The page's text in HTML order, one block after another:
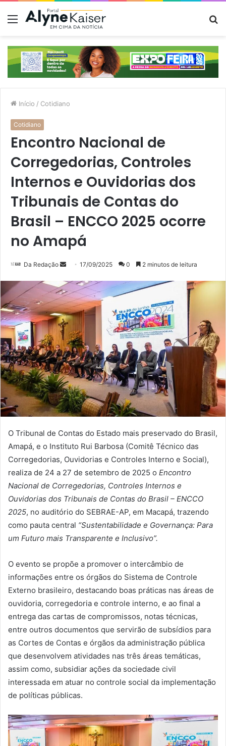
Menu
Início / Cotidiano
Cotidiano
Encontro Nacional de
Corregedorias, Controles
Internos e Ouvidorias dos
Tribunais de Contas do
Brasil – ENCCO 2025 ocorre
no Amapá
Da Redação
Mande
mail
17/09/2025 0 2 minutos de leitura
O Tribunal de Contas do Estado mais preservado do Brasil,
Amapá, e o Instituto Rui Barbosa (Comitê Técnico das
Corregedorias, Ouvidorias e Controles Interno e Social),
realiza de 24 a 27 de setembro de 2025 o Encontro
Nacional de Corregedorias, Controles Internos e
Ouvidorias dos Tribunais de Contas do Brasil – ENCCO
2025, no auditório do SEBRAE-AP, em Macapá, trazendo
como pauta central “Sustentabilidade e Governança: Para
um Futuro mais Transparente e Inclusivo”.
O evento se propõe a promover o intercâmbio de
informações entre os órgãos do Sistema de Controle
Externo brasileiro, destacando boas práticas nas áreas de
ouvidoria, corregedoria e controle interno, e ao final a
entrega das cartas de compromissos, notas técnicas,
entre outros documentos que servirão de subsídios para
as Cortes de Contas e órgãos da administração pública
que desenvolvem atividades nas três áreas temáticas,
assim como, subsidiar ações da sociedade civil
interessada em atuar no controle social da implementação
de políticas públicas.